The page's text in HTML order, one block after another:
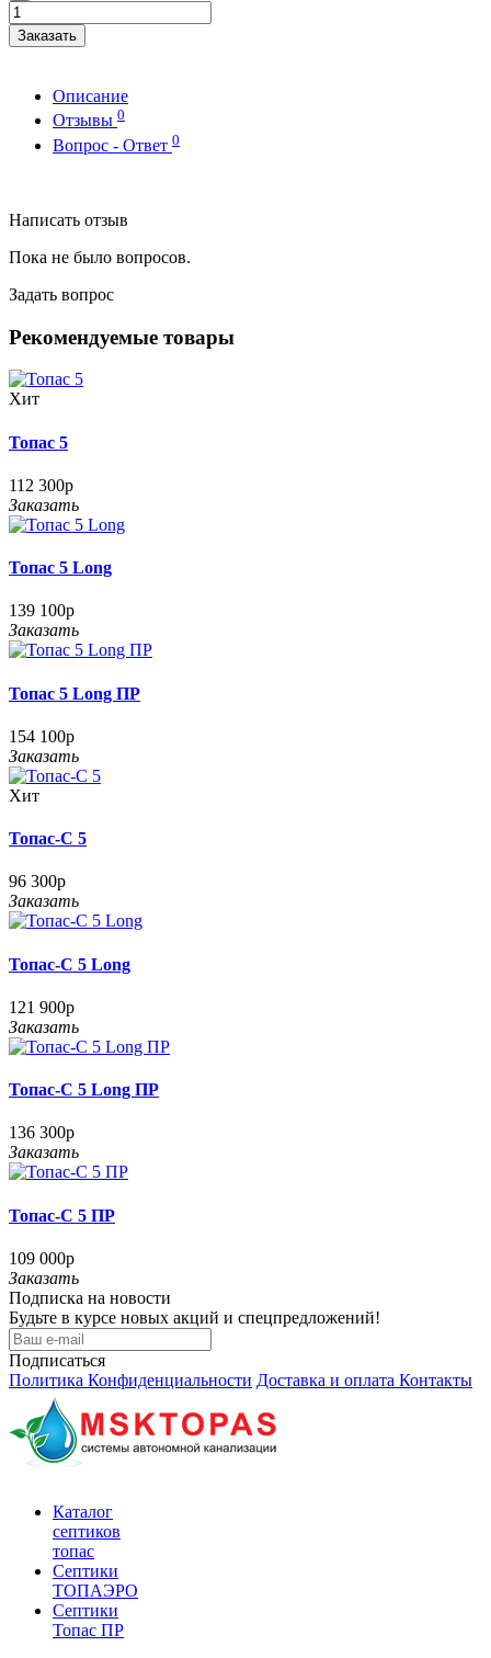
Заказать
Описание
Отзывы 0
Вопрос - Ответ 0
Написать отзыв
Пока не было вопросов.
Задать вопрос
Рекомендуемые товары
Хит
Топас 5
112 300р
Заказать
Топас 5 Long
139 100р
Заказать
Топас 5 Long ПР
154 100р
Заказать
Хит
Топас-С 5
96 300р
Заказать
Топас-С 5 Long
121 900р
Заказать
Топас-С 5 Long ПР
136 300р
Заказать
Топас-С 5 ПР
109 000р
Заказать
Подписка на новости
Будьте в курсе новых акций и спецпредложений!
Подписаться
Политика Конфиденциальности Доставка и оплата Контакты
Каталог
септиков
топас
Септики
ТОПАЭРО
Септики
Топас ПР